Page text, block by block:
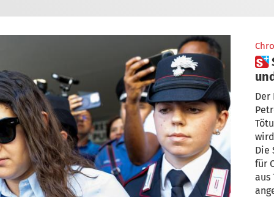
 Sie soll ihre Babys getötet
Der
Die
für
aus